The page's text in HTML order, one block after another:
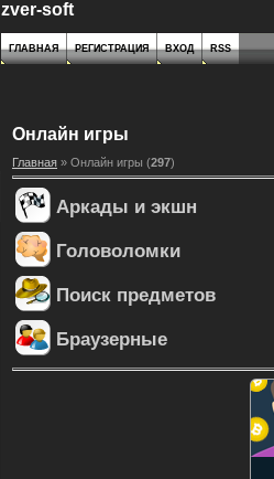
zver-soft
ГЛАВНАЯ РЕГИСТРАЦИЯ ВХОД RSS
Онлайн игры
Главная » Онлайн игры (297)
Аркады и экшн
Головоломки
Поиск предметов
Браузерные